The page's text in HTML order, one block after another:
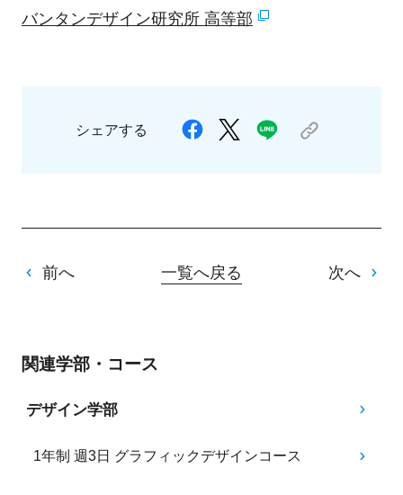
バンタンデザイン研究所 高等部
シェアする
前へ 一覧へ戻る 次へ
関連学部・コース
デザイン学部
1年制 週3日 グラフィックデザインコース